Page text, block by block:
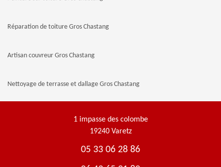
Réparation de toiture Gros Chastang
Artisan couvreur Gros Chastang
Nettoyage de terrasse et dallage Gros Chastang
1 impasse des colombe
19240 Varetz
05 33 06 28 86